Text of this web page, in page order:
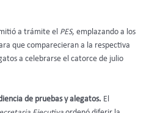
a trámite el PES, emplazando a los
que comparecieran a la respectiva
a celebrarse el catorce de julio
de pruebas y alegatos. El